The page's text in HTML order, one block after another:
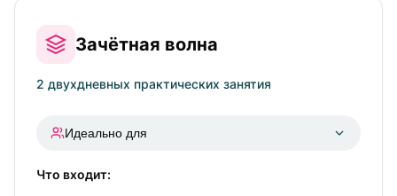
Зачётная волна
2 двухдневных практических занятия
Идеально для
Выпускников курсов, которым для подачи на
Что входит: